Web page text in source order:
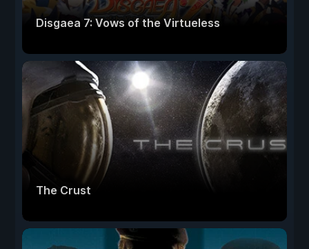
Disgaea 7: Vows of the Virtueless
The Crust